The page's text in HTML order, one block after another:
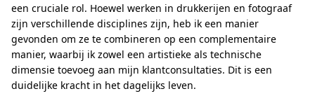
een cruciale rol. Hoewel werken in drukkerijen en fotograaf
zijn verschillende disciplines zijn, heb ik een manier
gevonden om ze te combineren op een complementaire
manier, waarbij ik zowel een artistieke als technische
dimensie toevoeg aan mijn klantconsultaties. Dit is een
duidelijke kracht in het dagelijks leven.